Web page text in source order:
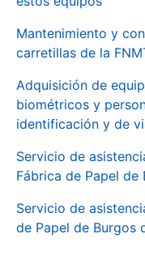
Mantenimiento y
carretillas de la
Adquisición de
biométricos y
identificación y de
Servicio de
Fábrica de Papel de
Servicio de
de Papel de Burgos